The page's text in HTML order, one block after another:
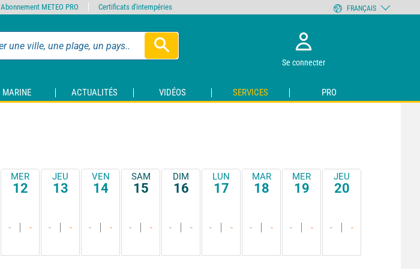
Se connecter
MARINE ACTUALITÉS VIDÉOS SERVICES PRO
MER
12
- -
JEU
13
- -
VEN
14
- -
SAM
15
- -
DIM
16
- -
LUN
17
- -
MAR
18
- -
MER
19
- -
JEU
20
- -
Abonnement METEO PRO Certificats d'intempéries FRANÇAIS